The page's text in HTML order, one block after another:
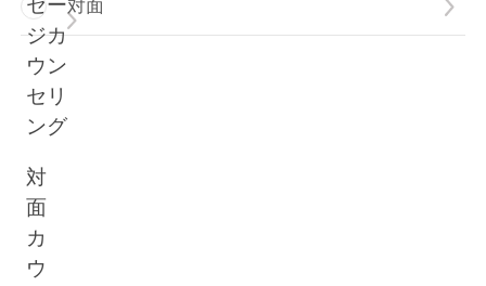
セー
ジカ
ウン
セリ
ング
対
面
カ
ウ
対面